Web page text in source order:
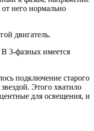
него нормально
двигатель.
В 3-фазных имеется
подключение старого
Этого хватило
для освещения, и